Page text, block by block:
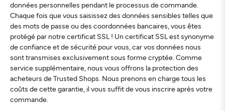
données personnelles pendant le processus de commande.
Chaque fois que vous saisissez des données sensibles telles que
des mots de passe ou des coordonnées bancaires, vous êtes
protégé par notre certificat SSL ! Un certificat SSL est synonyme
de confiance et de sécurité pour vous, car vos données nous
sont transmises exclusivement sous forme cryptée. Comme
service supplémentaire, nous vous offrons la protection des
acheteurs de Trusted Shops. Nous prenons en charge tous les
coûts de cette garantie, il vous suffit de vous inscrire après votre
commande.